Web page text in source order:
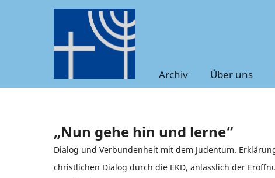
Archiv Über uns
„Nun gehe hin und lerne“
Dialog und Verbundenheit mit dem Judentum.
christlichen Dialog durch die EKD, anlässlich der